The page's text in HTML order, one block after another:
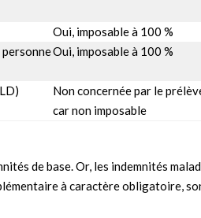
Oui, imposable à 100 %
personneOui, imposable à 100 %
Non concernée par le
car non imposable
de base. Or, les indemnités
à caractère obligatoire,